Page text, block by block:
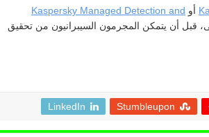
أو Kaspersky Managed Detection and
قبل أن يتمكن المجرمون السيبرانيون من تحقيق
Stumbleupon
LinkedIn